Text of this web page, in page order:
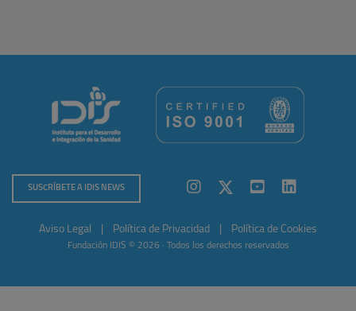
SUSCRÍBETE A IDIS NEWS
Aviso Legal Política de Privacidad Política de Cookies
Fundación IDIS © 2026 · Todos los derechos reservados